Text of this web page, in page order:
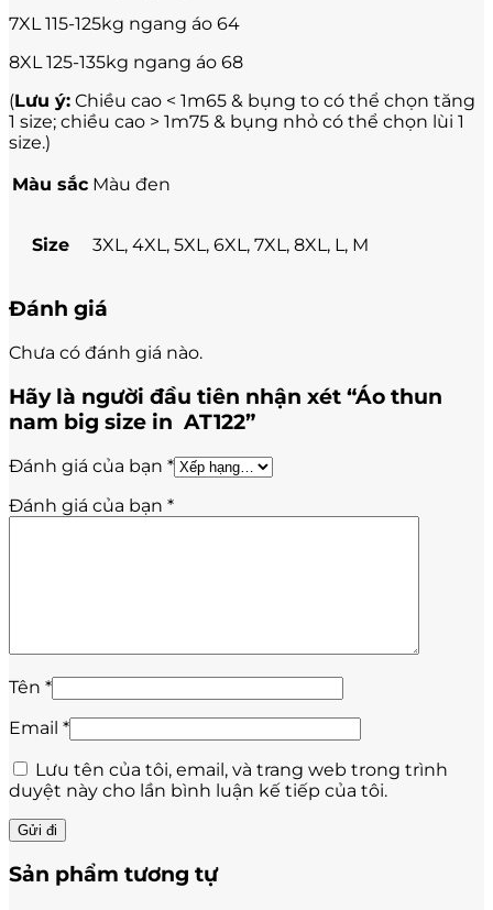
7XL 115-125kg ngang áo 64
8XL 125-135kg ngang áo 68
(Lưu ý: Chiều cao < 1m65 & bụng to có thể chọn tăng
1 size; chiều cao > 1m75 & bụng nhỏ có thể chọn lùi 1
size.)
Màu sắc Màu đen
Size 3XL, 4XL, 5XL, 6XL, 7XL, 8XL, L, M
Đánh giá
Chưa có đánh giá nào.
Hãy là người đầu tiên nhận xét “Áo thun
nam big size in AT122”
Đánh giá của bạn *
Đánh giá của bạn *
Tên *
Email *
Lưu tên của tôi, email, và trang web trong trình
duyệt này cho lần bình luận kế tiếp của tôi.
Sản phẩm tương tự